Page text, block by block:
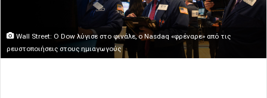
Wall Street: Ο Dow λύγισε στο φινάλε, ο Nasdaq «φρέναρε» από τις
ρευστοποιήσεις στους ημιαγωγούς